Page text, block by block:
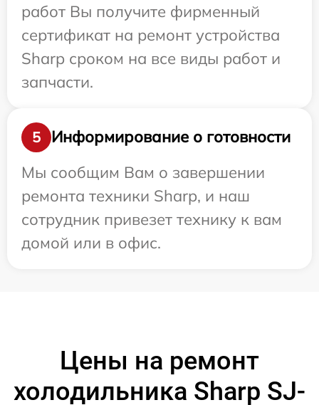
работ Вы получите фирменный
сертификат на ремонт устройства
Sharp сроком на все виды работ и
запчасти.
5
Информирование о готовности
Мы сообщим Вам о завершении
ремонта техники Sharp, и наш
сотрудник привезет технику к вам
домой или в офис.
Цены на ремонт
холодильника Sharp SJ-